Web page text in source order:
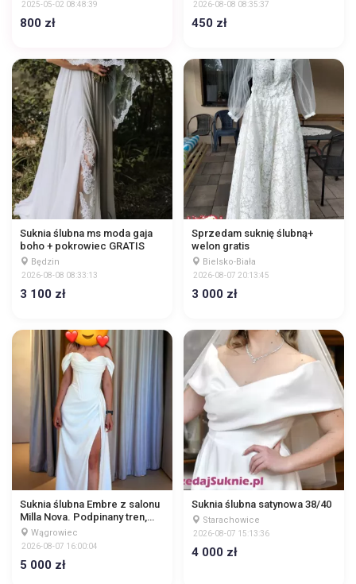
2025-05-02 08:48:39
800 zł
2026-08-08 08:35:37
450 zł
Suknia ślubna ms moda gaja
boho + pokrowiec GRATIS
Będzin
2026-08-08 08:33:13
3 100 zł
Sprzedam suknię ślubną+
welon gratis
Bielsko-Biała
2026-08-07 20:13:45
3 000 zł
Suknia ślubna Embre z salonu
Milla Nova. Podpinany tren,
odpinane rękawki, push up.
Stan idealny.
Wągrowiec
2026-08-07 16:00:04
5 000 zł
Suknia ślubna satynowa 38/40
Starachowice
2026-08-07 15:13:36
4 000 zł